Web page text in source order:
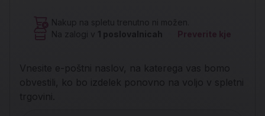
Nakup na spletu trenutno ni možen.
Na zalogi v 1 poslovalnicah Preverite kje
Vnesite e-poštni naslov, na katerega vas bomo
obvestili, ko bo izdelek ponovno na voljo v spletni
trgovini.